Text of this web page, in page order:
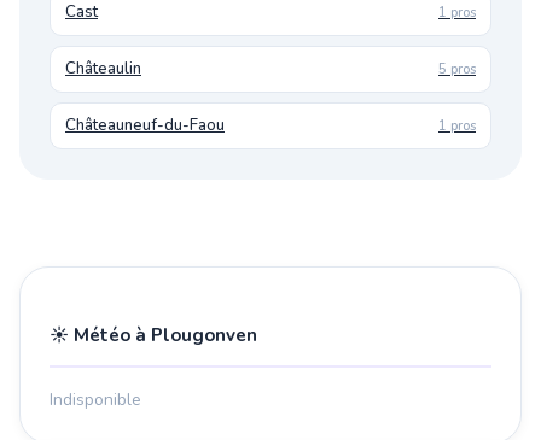
Cast 1 pros
Châteaulin 5 pros
Châteauneuf-du-Faou 1 pros
☀️ Météo à Plougonven
Indisponible